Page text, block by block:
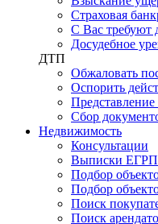
Страховая
С Вас требуют
Досудебное
ДТП
Обжаловать
Оспорить
Сбор
Недвижимость
Консультации
Выписки ЕГРП
Подбор
Подбор
Поиск
Поиск